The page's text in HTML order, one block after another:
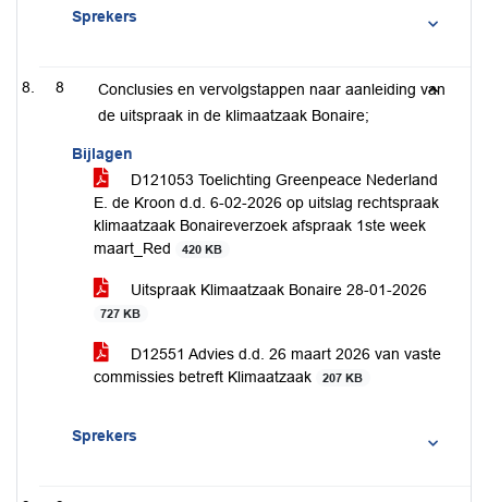
Sprekers
8
Conclusies en vervolgstappen naar aanleiding van
de uitspraak in de klimaatzaak Bonaire;
Bijlagen
D121053 Toelichting Greenpeace Nederland
E. de Kroon d.d. 6-02-2026 op uitslag rechtspraak
klimaatzaak Bonaireverzoek afspraak 1ste week
maart_Red
420 KB
Uitspraak Klimaatzaak Bonaire 28-01-2026
727 KB
D12551 Advies d.d. 26 maart 2026 van vaste
commissies betreft Klimaatzaak
207 KB
Sprekers